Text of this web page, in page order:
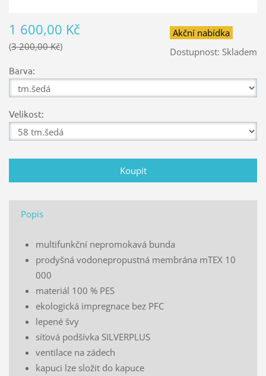
Akční nabídka
Dostupnost: Skladem
1 600,00 Kč
3 200,00 Kč
Barva:
Velikost:
Popis
multifunkční nepromokavá bunda
prodyšná vodonepropustná membrána mTEX 10
000
materiál 100 % PES
ekologická impregnace bez PFC
lepené švy
síťová podšívka SILVERPLUS
ventilace na zádech
kapuci lze složit do kapuce